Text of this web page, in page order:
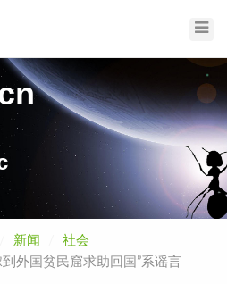
新闻
社会
外国贫民窟求助回国”系谣言